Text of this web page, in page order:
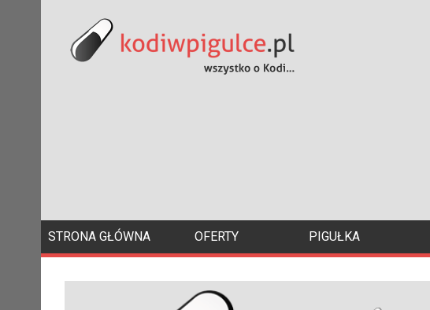
STRONA GŁÓWNA OFERTY PIGUŁKA